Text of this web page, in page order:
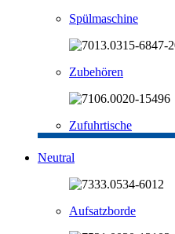
Spülmaschine
Zubehören
Zufuhrtische
Neutral
Aufsatzborde